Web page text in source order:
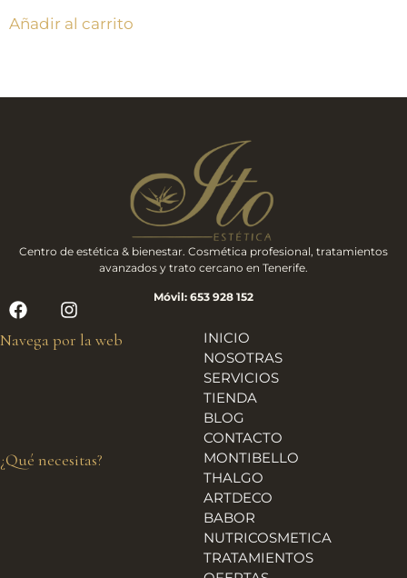
Añadir al carrito
Centro de estética & bienestar. Cosmética profesional, tratamientos
avanzados y trato cercano en Tenerife.
Móvil: 653 928 152
Navega por la web
INICIO
NOSOTRAS
SERVICIOS
TIENDA
BLOG
CONTACTO
¿Qué necesitas?
MONTIBELLO
THALGO
ARTDECO
BABOR
NUTRICOSMETICA
TRATAMIENTOS